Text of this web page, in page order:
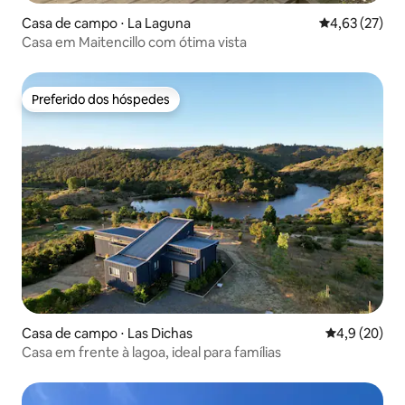
Casa de campo ⋅ La Laguna 4,63 de uma
4,63 (27)
Casa em Maitencillo com ótima vista
Preferido dos hóspedes
Preferido dos hóspedes
Casa de campo ⋅ Las Dichas 4,9 de uma
4,9 (20)
Casa em frente à lagoa, ideal para famílias